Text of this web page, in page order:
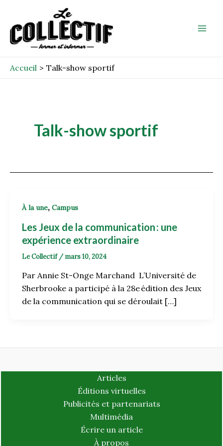
contenu
Accueil Talk-show sportif
Talk-show sportif
À la une, Campus
Les Jeux de la communication : une
expérience extraordinaire
Le Collectif / mars 10, 2024
Par Annie St-Onge Marchand L’Université de
Sherbrooke a participé à la 28e édition des Jeux
de la communication qui se déroulait […]
Articles
Éditions virtuelles
Publicités et partenariats
Multimédia
Écrire un article
À propos